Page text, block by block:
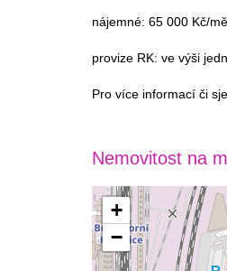
nájemné: 65 000 Kč/
provize RK: ve výši
Pro více informací či
Nemovitost na
+
−